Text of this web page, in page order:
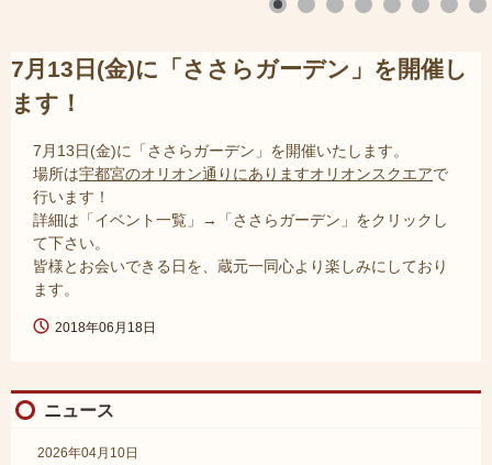
7月13日(金)に「ささらガーデン」を開催し
ます！
7月13日(金)に「ささらガーデン」を開催いたします。
場所は宇都宮のオリオン通りにありますオリオンスクエアで
行います！
詳細は「イベント一覧」→「ささらガーデン」をクリックし
て下さい。
皆様とお会いできる日を、蔵元一同心より楽しみにしており
ます。
2018年06月18日
ニュース
2026年04月10日